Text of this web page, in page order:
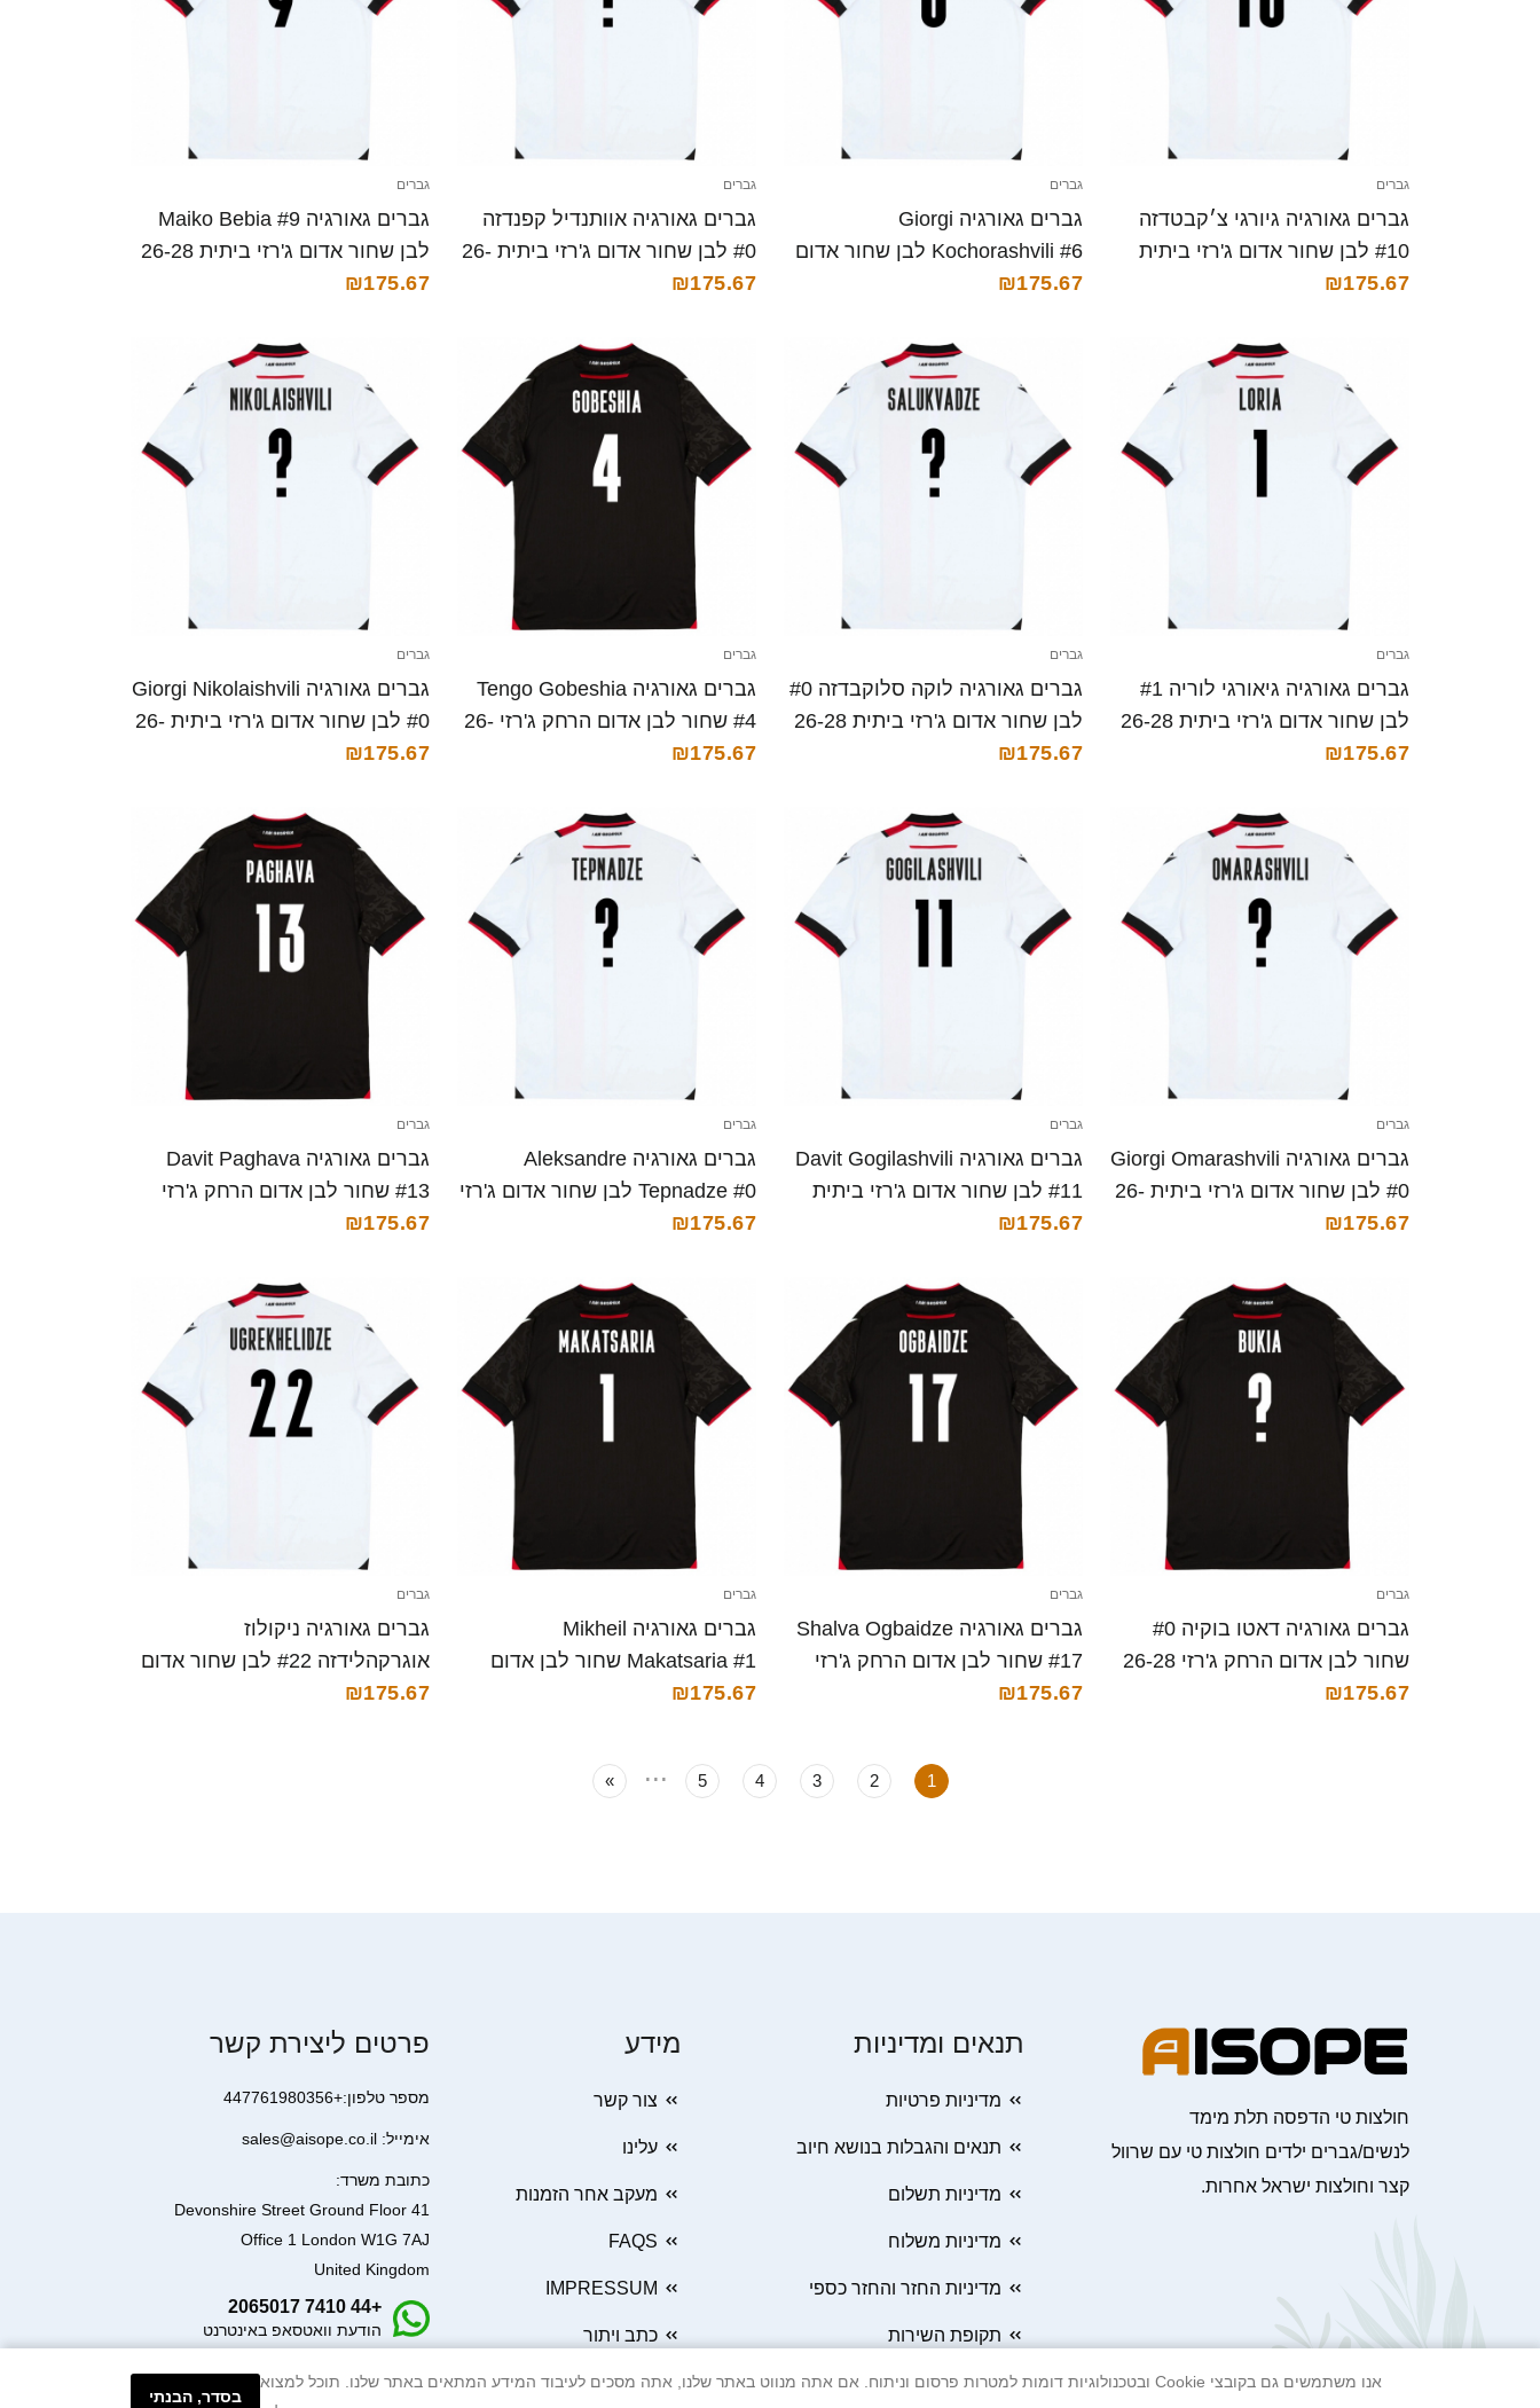
גברים
גברים גאורגיה גיורגי צ׳קבטדזה
#10 לבן שחור אדום ג'רזי ביתית
26-28 חולצה קצרה
₪175.67
גברים
גברים גאורגיה Giorgi
Kochorashvili #6 לבן שחור אדום
ג'רזי ביתית 26-28 חולצה קצרה
₪175.67
גברים
גברים גאורגיה אוותנדיל קפנדזה
#0 לבן שחור אדום ג'רזי ביתית 26-
28 חולצה קצרה
₪175.67
גברים
גברים גאורגיה Maiko Bebia #9
לבן שחור אדום ג'רזי ביתית 26-28
חולצה קצרה
₪175.67
גברים
גברים גאורגיה גיאורגי לוריה #1
לבן שחור אדום ג'רזי ביתית 26-28
חולצה קצרה
₪175.67
גברים
גברים גאורגיה לוקה סלוקבדזה #0
לבן שחור אדום ג'רזי ביתית 26-28
חולצה קצרה
₪175.67
גברים
גברים גאורגיה Tengo Gobeshia
#4 שחור לבן אדום הרחק ג'רזי 26-
28 חולצה קצרה
₪175.67
גברים
גברים גאורגיה Giorgi Nikolaishvili
#0 לבן שחור אדום ג'רזי ביתית 26-
28 חולצה קצרה
₪175.67
גברים
גברים גאורגיה Giorgi Omarashvili
#0 לבן שחור אדום ג'רזי ביתית 26-
28 חולצה קצרה
₪175.67
גברים
גברים גאורגיה Davit Gogilashvili
#11 לבן שחור אדום ג'רזי ביתית
26-28 חולצה קצרה
₪175.67
גברים
גברים גאורגיה Aleksandre
Tepnadze #0 לבן שחור אדום ג'רזי
ביתית 26-28 חולצה קצרה
₪175.67
גברים
גברים גאורגיה Davit Paghava
#13 שחור לבן אדום הרחק ג'רזי
26-28 חולצה קצרה
₪175.67
גברים
גברים גאורגיה דאטו בוקיה #0
שחור לבן אדום הרחק ג'רזי 26-28
חולצה קצרה
₪175.67
גברים
גברים גאורגיה Shalva Ogbaidze
#17 שחור לבן אדום הרחק ג'רזי
26-28 חולצה קצרה
₪175.67
גברים
גברים גאורגיה Mikheil
Makatsaria #1 שחור לבן אדום
הרחק ג'רזי 26-28 חולצה קצרה
₪175.67
גברים
גברים גאורגיה ניקולוז
אוגרקהלידזה #22 לבן שחור אדום
ג'רזי ביתית 26-28 חולצה קצרה
₪175.67
1
2
3
4
5
...
»
חולצות טי הדפסה תלת מימד
לנשים/גברים ילדים חולצות טי עם שרוול
קצר וחולצות ישראל אחרות.
תנאים ומדיניות
מדיניות פרטיות
תנאים והגבלות בנושא חיוב
מדיניות תשלום
מדיניות משלוח
מדיניות החזר והחזר כספי
תקופת השירות
מידע
צור קשר
עלינו
מעקב אחר הזמנות
FAQS
IMPRESSUM
כתב ויתור
פרטים ליצירת קשר
מספר טלפון:+447761980356
אימייל: sales@aisope.co.il
כתובת משרד:
41 Devonshire Street Ground Floor
Office 1 London W1G 7AJ
United Kingdom
+44 7410 2065017
הודעת וואטסאפ באינטרנט
אנו משתמשים גם בקובצי Cookie ובטכנולוגיות דומות למטרות פרסום וניתוח. אם אתה מנווט באתר שלנו, אתה מסכים לעיבוד המידע המתאים באתר שלנו. תוכל למצוא
בסדר, הבנתי